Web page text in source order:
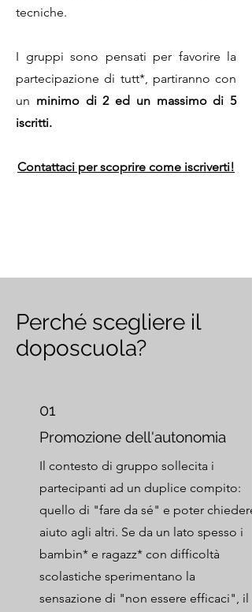
tecniche.
I gruppi sono pensati per favorire la
partecipazione di tutt*, partiranno con
un minimo di 2 ed un massimo di 5
iscritti.
Contattaci per scoprire come iscriverti!
Perché scegliere il
doposcuola?
01
Promozione dell'autonomia
Il contesto di gruppo sollecita i
partecipanti ad un duplice compito:
quello di "fare da sé" e poter chiedere
aiuto agli altri. Se da un lato spesso i
bambin* e ragazz* con difficoltà
scolastiche sperimentano la
sensazione di "non essere efficaci", il